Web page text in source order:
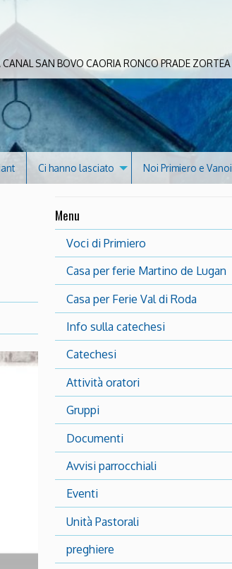
SAN BOVO CAORIA RONCO PRADE ZORTEA
Ci hanno lasciato Noi Primiero e Vanoi
Menu
Voci di Primiero
Casa per ferie Martino de Lugan
Casa per Ferie Val di Roda
Info sulla catechesi
Catechesi
Attività oratori
Gruppi
Documenti
Avvisi parrocchiali
Eventi
Unità Pastorali
preghiere